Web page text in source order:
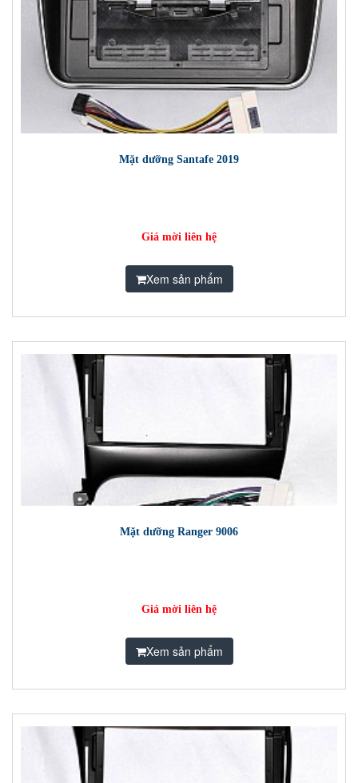
Mặt dưỡng Santafe 2019
Giá mời liên hệ
Xem sản phẩm
Mặt dưỡng Ranger 9006
Giá mời liên hệ
Xem sản phẩm